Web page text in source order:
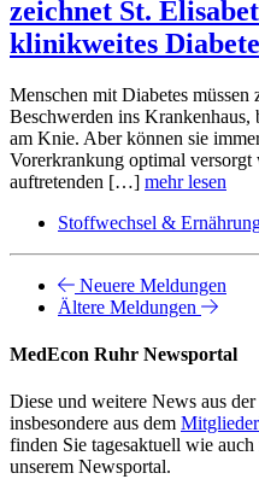
zeichnet St.
klinikweites
Menschen mit Diabetes müssen
Beschwerden ins Krankenhaus,
am Knie. Aber können sie
Vorerkrankung optimal versorgt
auftretenden […] mehr lesen
Stoffwechsel &
Neuere Meldungen
Ältere Meldungen
MedEcon Ruhr Newsportal
Diese und weitere News aus
insbesondere aus dem
finden Sie tagesaktuell wie
unserem Newsportal.